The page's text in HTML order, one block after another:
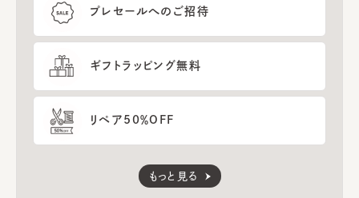
プレセールへのご招待
ギフトラッピング無料
リペア50％OFF
もっと見る